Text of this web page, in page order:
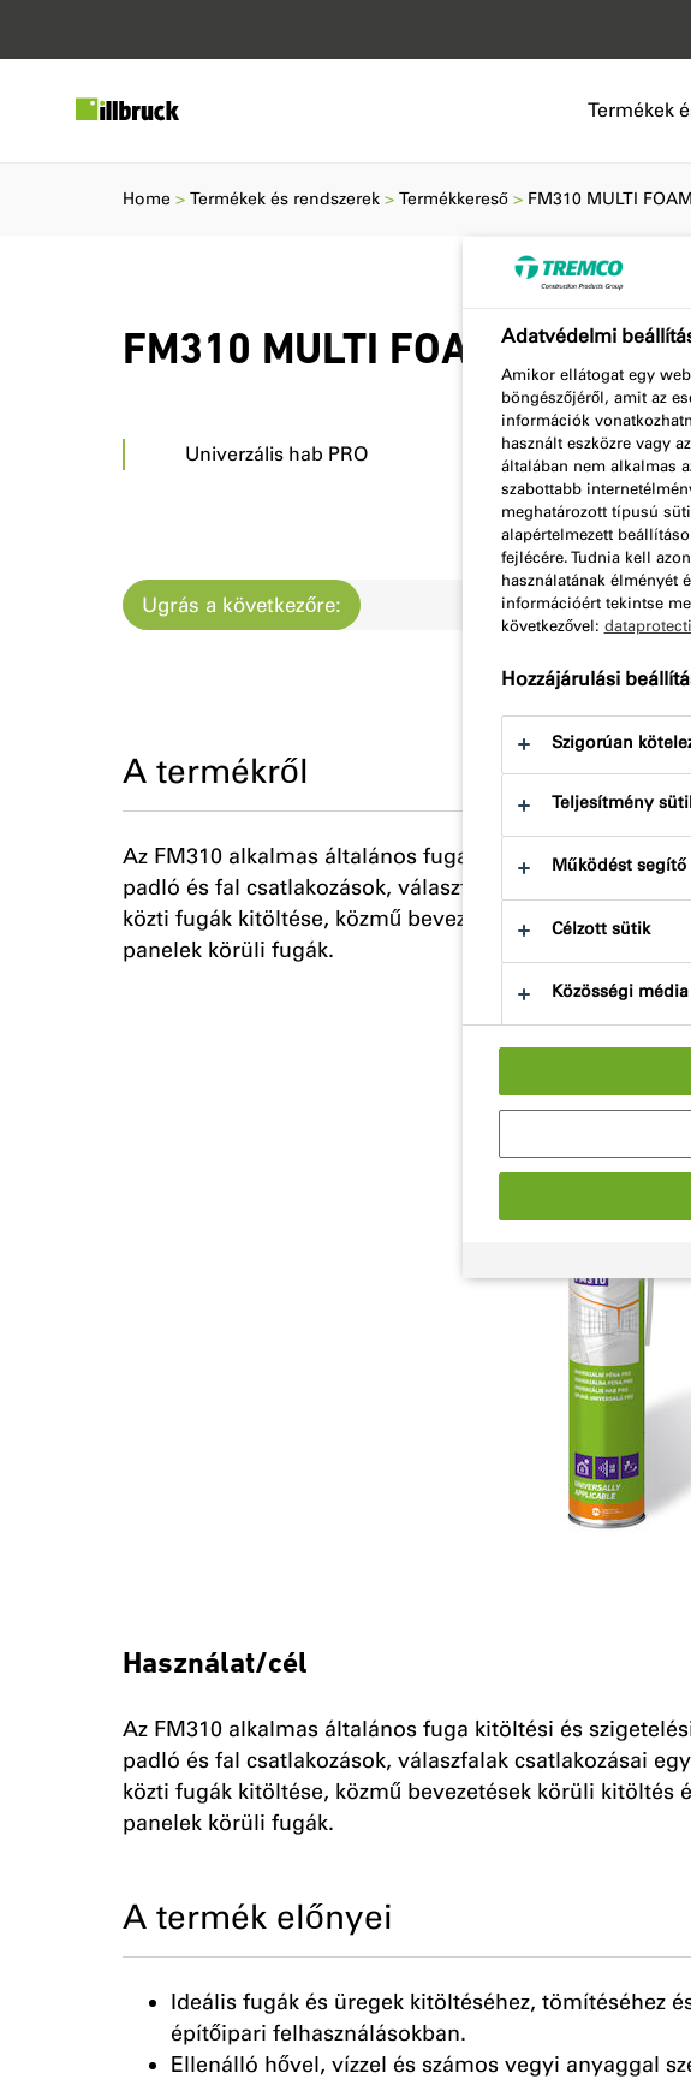
Termékek
FM310 MULTI FOAM PRO
Univerzális hab PRO
Home Termékek és rendszerek Termékkereső FM310 MULTI
Ugrás a következőre: Körülbelül
A termékről
Az FM310 alkalmas általános fuga kitöltési és
padló és fal csatlakozások, válaszfalak csatlakozásai
közti fugák kitöltése, közmű bevezetések körüli kitöltés
panelek körüli fugák.
Használat/cél
Az FM310 alkalmas általános fuga kitöltési és
padló és fal csatlakozások, válaszfalak csatlakozásai
közti fugák kitöltése, közmű bevezetések körüli kitöltés
panelek körüli fugák.
A termék előnyei
Ideális fugák és üregek kitöltéséhez, tömítéséhez
építőipari felhasználásokban.
Ellenálló hővel, vízzel és számos vegyi anyaggal
Adatvédelmi
Amikor ellátogat egy
böngészőjéről, amit az
információk
használt eszközre vagy
általában nem alkalmas
szabottabb
meghatározott típusú
alapértelmezett
fejlécére. Tudnia kell
használatának élményét
információért tekintse
következővel:
Hozzájárulási
Szigorúan
Teljesítmény
Működést segítő
Célzott sütik
Közösségi